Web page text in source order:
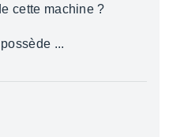
cette machine ?
...